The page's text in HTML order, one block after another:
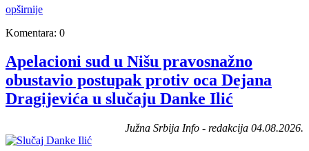
opširnije
Komentara: 0
Apelacioni sud u Nišu pravosnažno
obustavio postupak protiv oca Dejana
Dragijevića u slučaju Danke Ilić
Južna Srbija Info - redakcija 04.08.2026.